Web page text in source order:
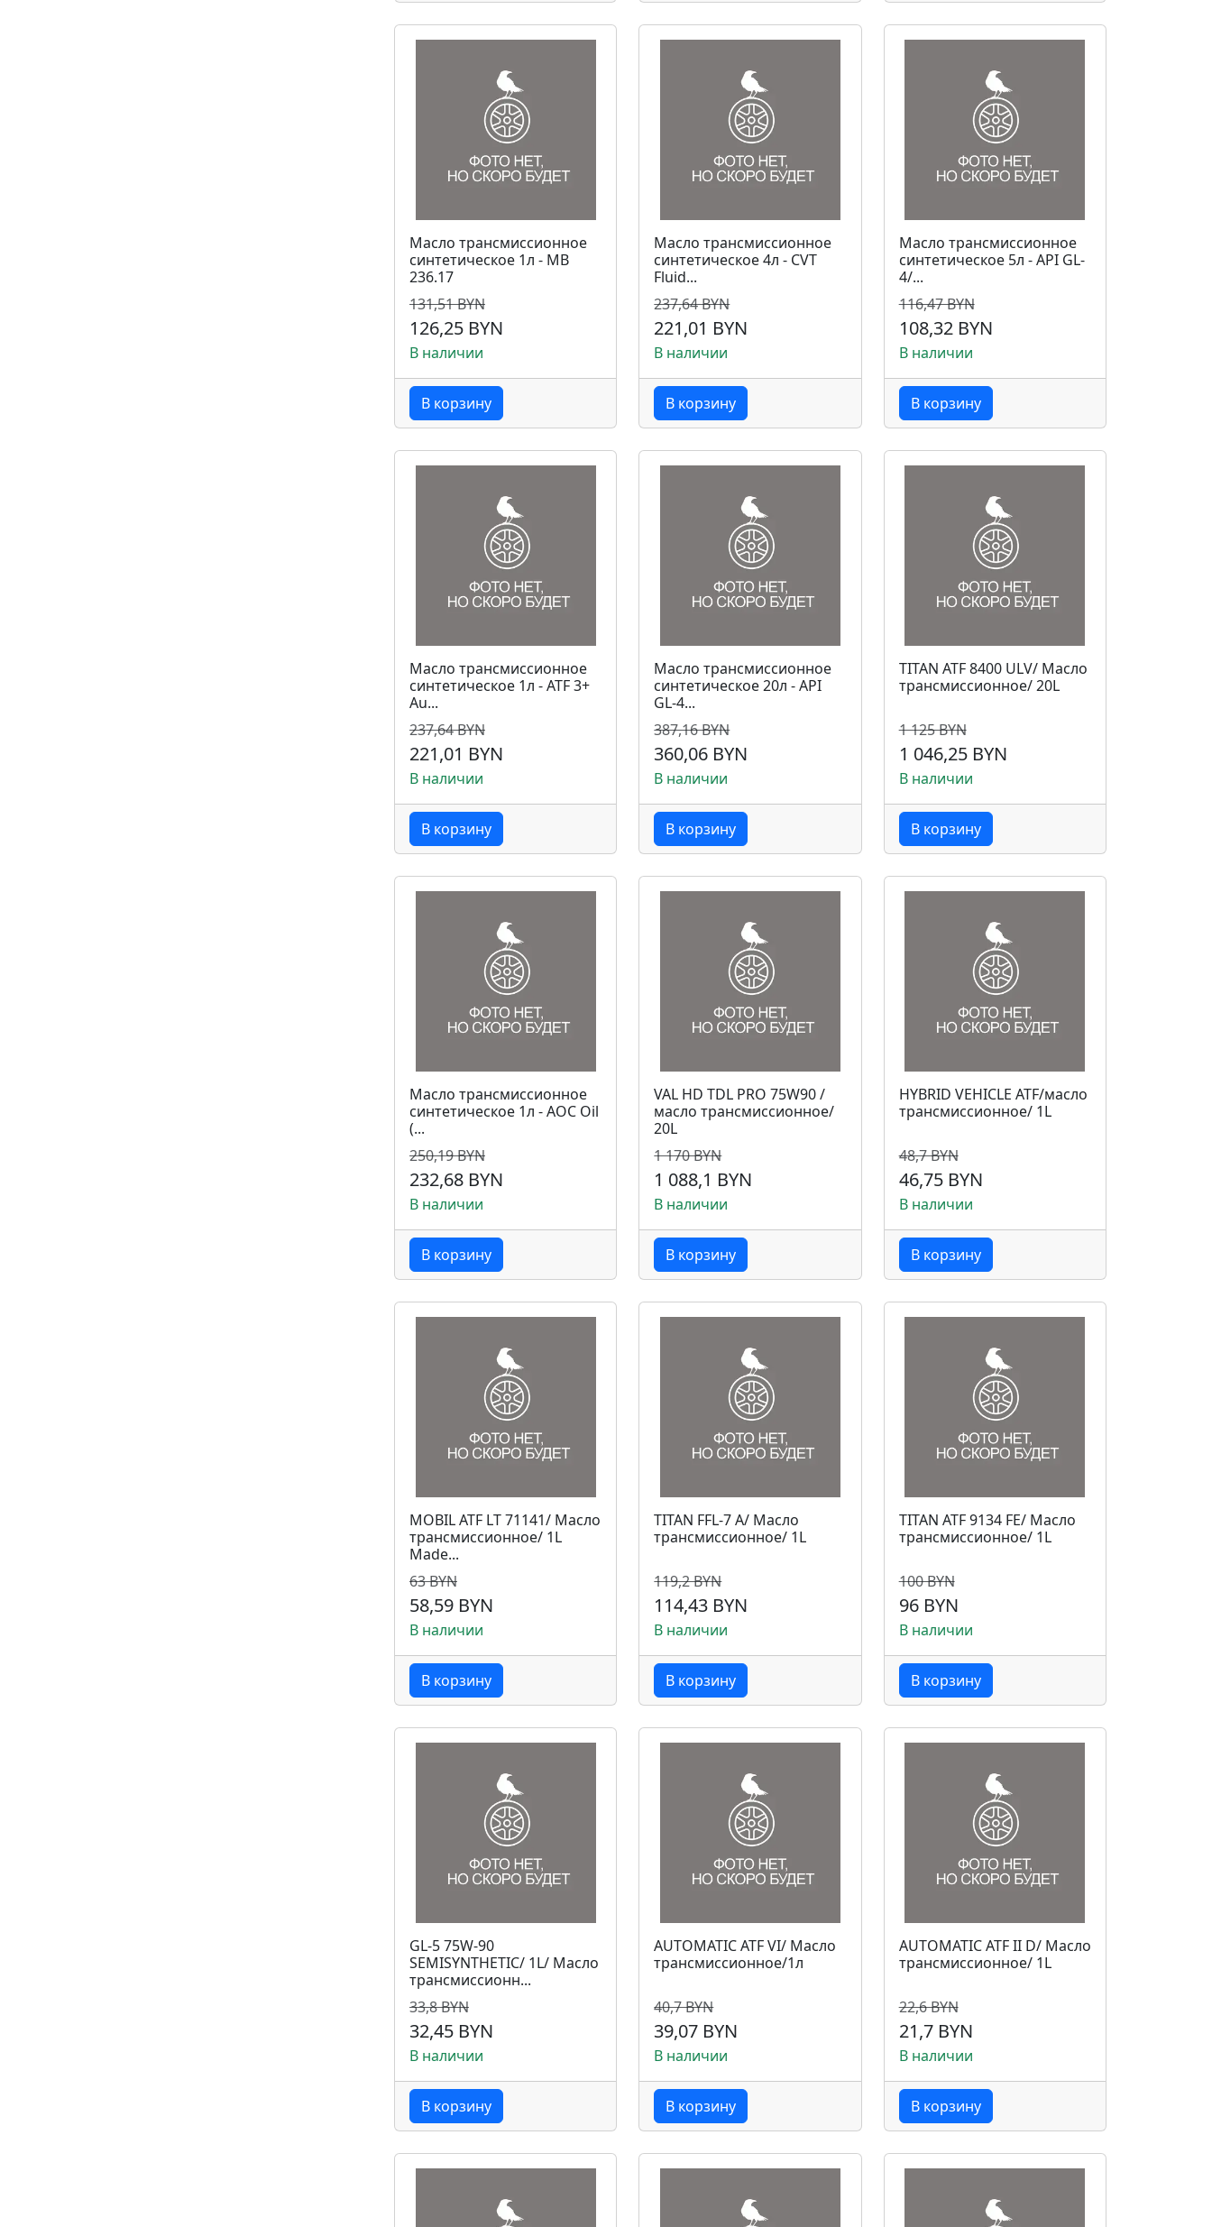
Масло трансмиссионное
синтетическое 1л - MB
236.17
131,51 BYN
126,25 BYN
В наличии
В корзину
Масло трансмиссионное
синтетическое 4л - CVT
Fluid...
237,64 BYN
221,01 BYN
В наличии
В корзину
Масло трансмиссионное
синтетическое 5л - API GL-
4/...
116,47 BYN
108,32 BYN
В наличии
В корзину
Масло трансмиссионное
синтетическое 1л - ATF 3+
Au...
237,64 BYN
221,01 BYN
В наличии
В корзину
Масло трансмиссионное
синтетическое 20л - API
GL-4...
387,16 BYN
360,06 BYN
В наличии
В корзину
TITAN ATF 8400 ULV/ Масло
трансмиссионное/ 20L
1 125 BYN
1 046,25 BYN
В наличии
В корзину
Масло трансмиссионное
синтетическое 1л - AOC Oil
(...
250,19 BYN
232,68 BYN
В наличии
В корзину
VAL HD TDL PRO 75W90 /
масло трансмиссионное/
20L
1 170 BYN
1 088,1 BYN
В наличии
В корзину
HYBRID VEHICLE ATF/масло
трансмиссионное/ 1L
48,7 BYN
46,75 BYN
В наличии
В корзину
MOBIL ATF LT 71141/ Масло
трансмиссионное/ 1L
Made...
63 BYN
58,59 BYN
В наличии
В корзину
TITAN FFL-7 A/ Масло
трансмиссионное/ 1L
119,2 BYN
114,43 BYN
В наличии
В корзину
TITAN ATF 9134 FE/ Масло
трансмиссионное/ 1L
100 BYN
96 BYN
В наличии
В корзину
GL-5 75W-90
SEMISYNTHETIC/ 1L/ Масло
трансмиссионн...
33,8 BYN
32,45 BYN
В наличии
В корзину
AUTOMATIC ATF VI/ Масло
трансмиссионное/1л
40,7 BYN
39,07 BYN
В наличии
В корзину
AUTOMATIC ATF II D/ Масло
трансмиссионное/ 1L
22,6 BYN
21,7 BYN
В наличии
В корзину